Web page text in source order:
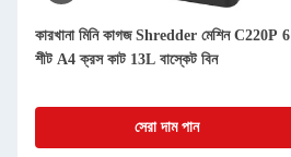
কারখানা মিনি কাগজ Shredder মেশিন C220P 6
শীট A4 ক্রস কাট 13L বাস্কেট বিন
সেরা দাম পান